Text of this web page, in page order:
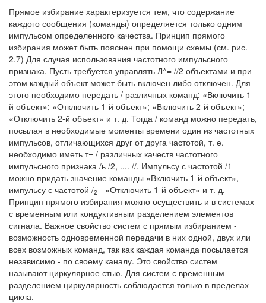
Прямое избирание характеризуется тем, что содержание
каждого сообщения (команды) определяется только одним
импульсом определенного качества. Принцип прямого
избирания может быть пояснен при помощи схемы (см. рис.
2.7) Для случая использования частотного импульсного
признака. Пусть требуется управлять Л^= //2 объектами и при
этом каждый объект может быть включен либо отключен. Для
этого необходимо передать / различных команд: «Включить 1-
й объект»; «Отключить 1-й объект»; «Включить 2-й объект»;
«Отключить 2-й объект» и т. д. Тогда / команд можно передать,
посылая в необходимые моменты времени один из частотных
импульсов, отличающихся друг от друга частотой, т. е.
необходимо иметь т= / различных качеств частотного
импульсного признака /ь /2, .... //. Импульсу с частотой /1
можно придать значение команды «Включить 1-й объект»,
импульсу с частотой /2 - «Отключить 1-й объект» и т. д.
Принцип прямого избирания можно осуществить и в системах
с временным или кондуктивным разделением элементов
сигнала. Важное свойство систем с прямым избиранием -
возможность одновременной передачи в них одной, двух или
всех возможных команд, так как каждая команда посылается
независимо - по своему каналу. Это свойство систем
называют циркулярное стью. Для систем с временным
разделением циркулярность соблюдается только в пределах
цикла.